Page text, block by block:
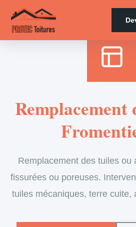
Remplacement
Remplacement des tuiles ou
fissurées ou poreuses.
tuiles mécaniques, terre cuite,